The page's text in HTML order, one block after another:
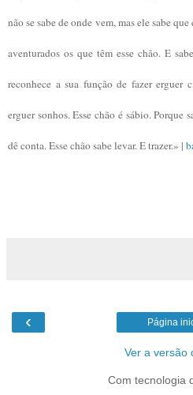
não se sabe de onde vem, mas ele sabe
aventurados os que têm esse chão. E
reconhece a sua função de fazer erguer
erguer sonhos. Esse chão é sábio. Porque
dê conta. Esse chão sabe levar. E trazer.» |
‹ Página
Ver a versão
Com tecnologia